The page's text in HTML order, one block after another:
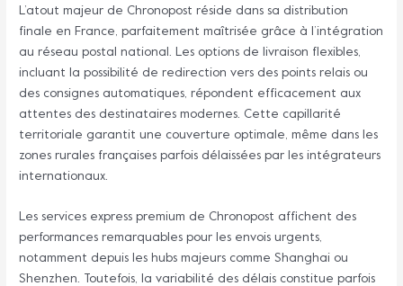
L’atout majeur de Chronopost réside dans sa distribution
finale en France, parfaitement maîtrisée grâce à l’intégration
au réseau postal national. Les options de livraison flexibles,
incluant la possibilité de redirection vers des points relais ou
des consignes automatiques, répondent efficacement aux
attentes des destinataires modernes. Cette capillarité
territoriale garantit une couverture optimale, même dans les
zones rurales françaises parfois délaissées par les intégrateurs
internationaux.
Les services express premium de Chronopost affichent des
performances remarquables pour les envois urgents,
notamment depuis les hubs majeurs comme Shanghai ou
Shenzhen. Toutefois, la variabilité des délais constitue parfois